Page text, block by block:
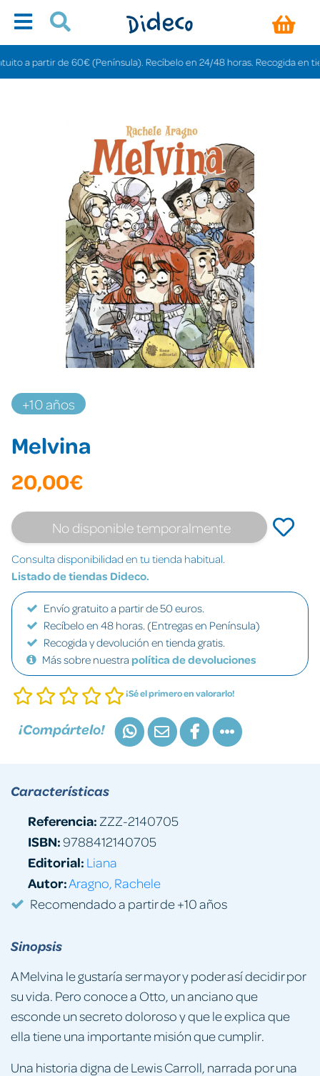
a partir de 60€ (Península). Recíbelo en 24/48 horas. Recogida en
+10 años
Melvina
20,00€
No disponible temporalmente
Consulta disponibilidad en tu tienda habitual.
Listado de tiendas Dideco.
Envío gratuito a partir de 50 euros.
Recíbelo en 48 horas. (Entregas en Península)
Recogida y devolución en tienda gratis.
Más sobre nuestra política de devoluciones
¡Sé el primero en valorarlo!
¡Compártelo!
Sinopsis
A Melvina le gustaría ser mayor y poder así decidir por
su vida. Pero conoce a Otto, un anciano que
esconde un secreto doloroso y que le explica que
ella tiene una importante misión que cumplir.
Una historia digna de Lewis Carroll, narrada por una
Características
Referencia: ZZZ-2140705
ISBN:9788412140705
Editorial: Liana
Autor:Aragno, Rachele
Recomendado a partir de +10 años